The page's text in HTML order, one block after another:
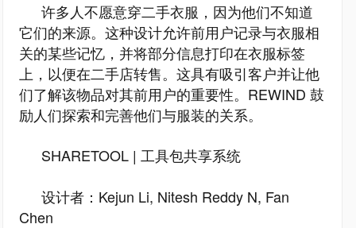
许多人不愿意穿二手衣服，因为他们不知道
它们的来源。这种设计允许前用户记录与衣服相
关的某些记忆，并将部分信息打印在衣服标签
上，以便在二手店转售。这具有吸引客户并让他
们了解该物品对其前用户的重要性。REWIND 鼓
励人们探索和完善他们与服装的关系。
SHARETOOL | 工具包共享系统
设计者：Kejun Li, Nitesh Reddy N, Fan
Chen